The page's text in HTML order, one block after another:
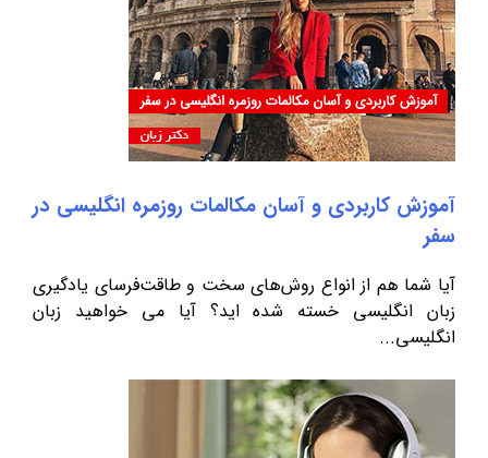
آموزش کاربردی و آسان مکالمات روزمره انگلیسی در
سفر
آیا شما هم از انواع روش‌های سخت و طاقت‌فرسای یادگیری
زبان انگلیسی خسته شده اید؟ آیا می خواهید زبان
انگلیسی...